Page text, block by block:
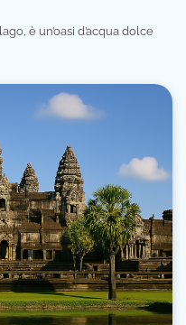
è un’oasi d’acqua dolce